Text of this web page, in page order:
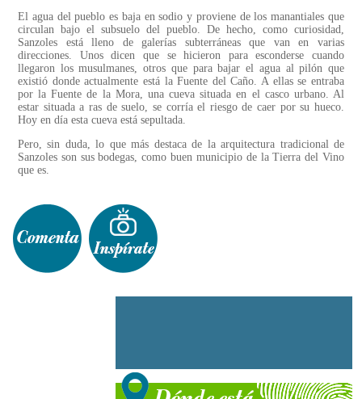
El agua del pueblo es baja en sodio y proviene de los manantiales que
circulan bajo el subsuelo del pueblo. De hecho, como curiosidad,
Sanzoles está lleno de galerías subterráneas que van en varias
direcciones. Unos dicen que se hicieron para esconderse cuando
llegaron los musulmanes, otros que para bajar el agua al pilón que
existió donde actualmente está la Fuente del Caño. A ellas se entraba
por la Fuente de la Mora, una cueva situada en el casco urbano. Al
estar situada a ras de suelo, se corría el riesgo de caer por su hueco.
Hoy en día esta cueva está sepultada.
Pero, sin duda, lo que más destaca de la arquitectura tradicional de
Sanzoles son sus bodegas, como buen municipio de la Tierra del Vino
que es.